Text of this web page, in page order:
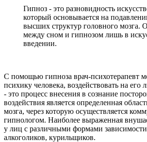
Гипноз - это разновидность
который основывается на
высших структур головного мозга.
между сном и гипнозом лишь в
введении.
С помощью гипноза врач-психотерапевт
психику человека, воздействовать на
- это процесс внесения в сознание
воздействия является определенная
мозга, через которую осуществляется
гипнологом. Наиболее выраженная
у лиц с различными формами
алкоголиков, курильщиков.